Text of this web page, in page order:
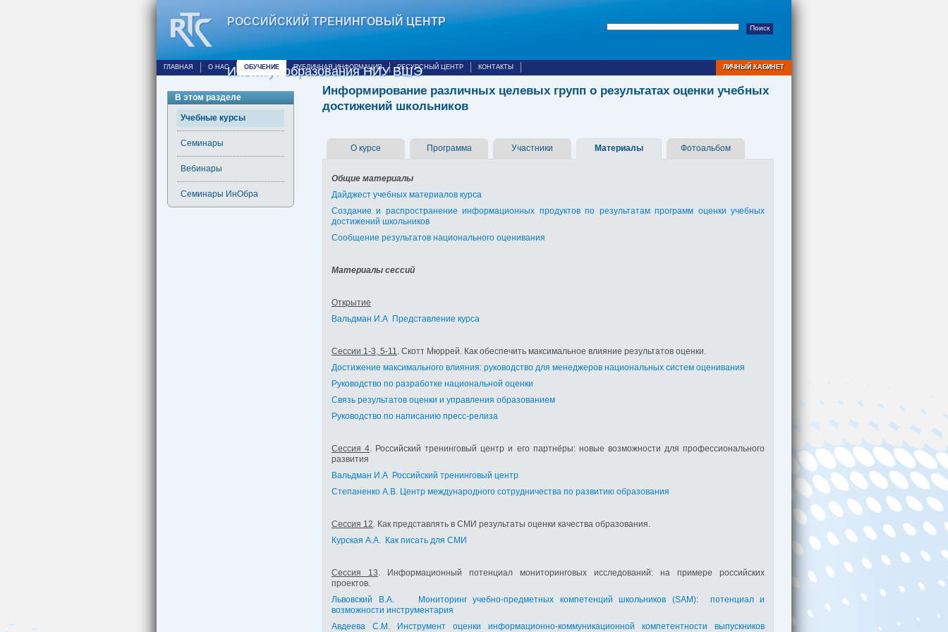
РОССИЙСКИЙ ТРЕНИНГОВЫЙ ЦЕНТР
Институт образования НИУ ВШЭ
ГЛАВНАЯ О НАС ОБУЧЕНИЕ ПУБЛИЧНАЯ ИНФОРМАЦИЯ РЕСУРСНЫЙ ЦЕНТР КОНТАКТЫ ЛИЧНЫЙ КАБИНЕТ
В этом разделе
Учебные курсы
Семинары
Вебинары
Семинары ИнОбра
Информирование различных целевых групп о результатах оценки учебных
достижений школьников
О курсе Программа Участники Материалы Фотоальбом
Общие материалы
Дайджест учебных материалов курса
Создание и распространение информационных продуктов по результатам программ оценки учебных
достижений школьников
Сообщение результатов национального оценивания
Материалы сессий
Открытие
Вальдман И.А Представление курса
Сессии 1-3, 5-11. Скотт Мюррей. Как обеспечить максимальное влияние результатов оценки.
Достижение максимального влияния: руководство для менеджеров национальных систем оценивания
Руководство по разработке национальной оценки
Связь результатов оценки и управления образованием
Руководство по написанию пресс-релиза
Сессия 4. Российский тренинговый центр и его партнёры: новые возможности для профессионального
развития
Вальдман И.А Российский тренинговый центр
Степаненко А.В. Центр международного сотрудничества по развитию образования
Сессия 12. Как представлять в СМИ результаты оценки качества образования.
Курская А.А. Как писать для СМИ
Сессия 13. Информационный потенциал мониторинговых исследований: на примере российских
проектов.
Львовский В.А. Мониторинг учебно-предметных компетенций школьников (SAM): потенциал и
возможности инструментария
Авдеева С.М. Инструмент оценки информационно-коммуникационной компетентности выпускников